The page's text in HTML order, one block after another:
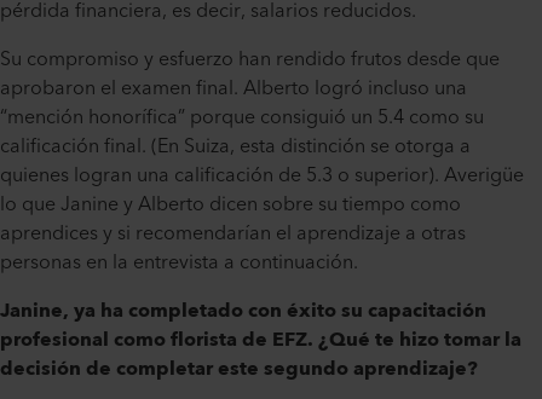
pérdida financiera, es decir, salarios reducidos.
Su compromiso y esfuerzo han rendido frutos desde que
aprobaron el examen final. Alberto logró incluso una
“mención honorífica” porque consiguió un 5.4 como su
calificación final. (En Suiza, esta distinción se otorga a
quienes logran una calificación de 5.3 o superior). Averigüe
lo que Janine y Alberto dicen sobre su tiempo como
aprendices y si recomendarían el aprendizaje a otras
personas en la entrevista a continuación.
Janine, ya ha completado con éxito su capacitación
profesional como florista de EFZ. ¿Qué te hizo tomar la
decisión de completar este segundo aprendizaje?